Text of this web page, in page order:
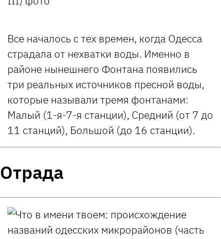
Все началось с тех времен, когда Одесса
страдала от нехватки воды. Именно в
районе нынешнего Фонтана появились
три реальных источников пресной воды,
которые называли тремя фонтанами:
Малый (1-я-7-я станции), Средний (от 7 до
11 станций), Большой (до 16 станции).
Отрада